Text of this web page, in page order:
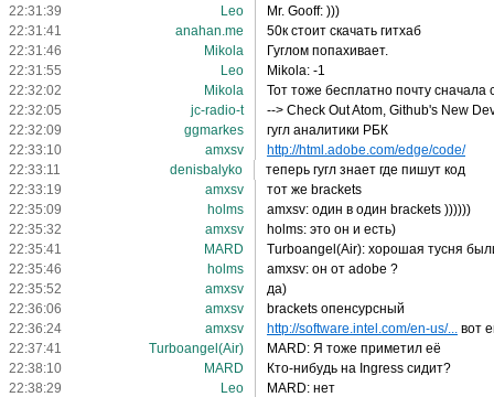
22:31:39
Leo
Mr. Gooff: )))
22:31:41
anahan.me
50к стоит скачать гитхаб
22:31:46
Mikola
Гуглом попахивает.
22:31:55
Leo
Mikola: -1
22:32:02
Mikola
Тот тоже бесплатно почту сначала
22:32:05
jc-radio-t
--> Check Out Atom, Github's New
22:32:09
ggmarkes
гугл аналитики РБК
22:33:10
amxsv
http://html.adobe.com/edge/code/
22:33:11
denisbalyko
теперь гугл знает где пишут код
22:33:19
amxsv
тот же brackets
22:35:09
holms
amxsv: один в один brackets ))))))
22:35:32
amxsv
holms: это он и есть)
22:35:41
MARD
Turboangel(Air): хорошая тусня
22:35:46
holms
amxsv: он от adobe ?
22:35:52
amxsv
да)
22:36:06
amxsv
brackets опенсурсный
22:36:24
amxsv http://software.intel.com/en-us/... вот
22:37:41
Turboangel(Air)
MARD: Я тоже приметил её
22:38:10
MARD
Кто-нибудь на Ingress сидит?
22:38:29
Leo
MARD: нет